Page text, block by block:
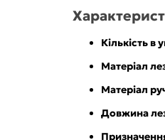
Кількість в
Матеріал
Матеріал
Довжина